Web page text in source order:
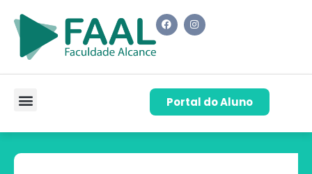
Portal do Aluno